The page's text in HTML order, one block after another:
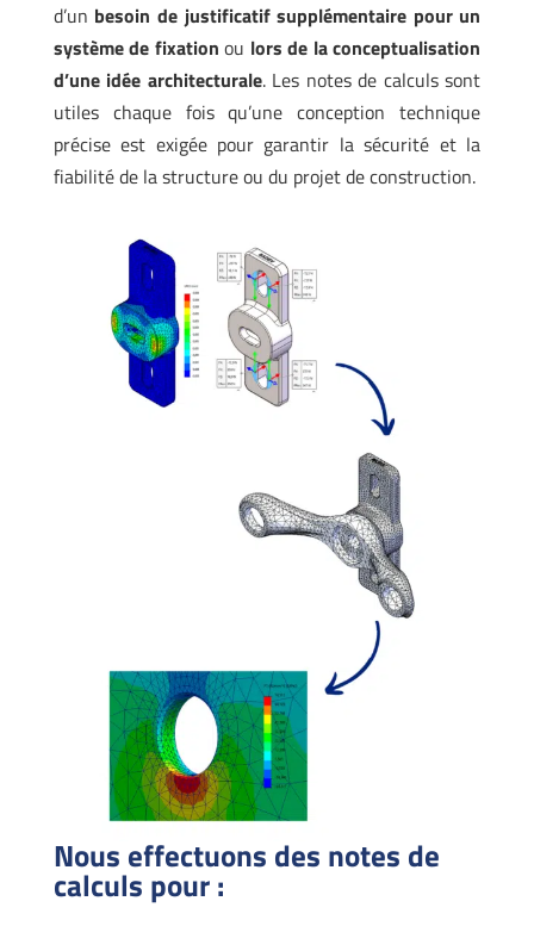
d’un besoin de justificatif supplémentaire pour un
système de fixation ou lors de la conceptualisation
d’une idée architecturale. Les notes de calculs sont
utiles chaque fois qu’une conception technique
précise est exigée pour garantir la sécurité et la
fiabilité de la structure ou du projet de construction.
Nous effectuons des notes de
calculs pour :